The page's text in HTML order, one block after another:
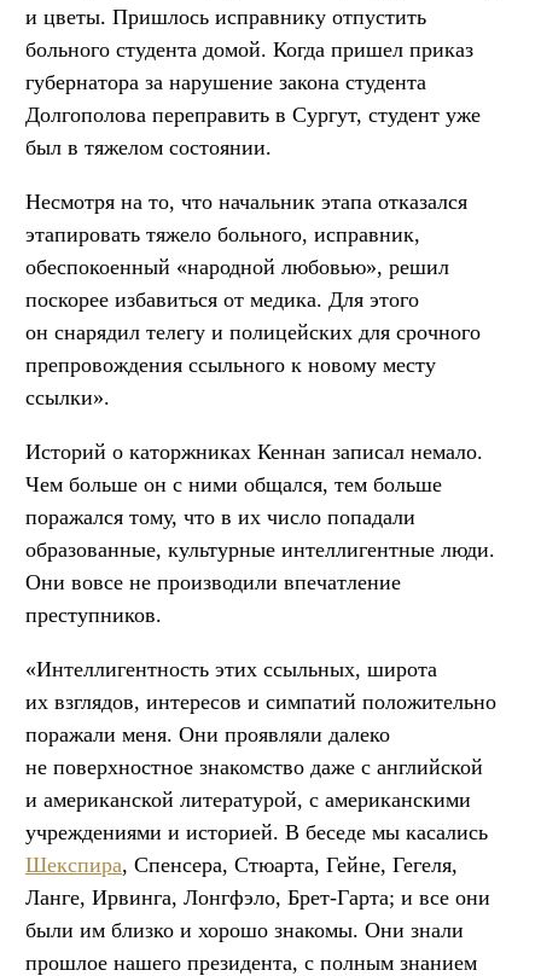
и цветы. Пришлось исправнику отпустить
больного студента домой. Когда пришел приказ
губернатора за нарушение закона студента
Долгополова переправить в Сургут, студент уже
был в тяжелом состоянии.
Несмотря на то, что начальник этапа отказался
этапировать тяжело больного, исправник,
обеспокоенный «народной любовью», решил
поскорее избавиться от медика. Для этого
он снарядил телегу и полицейских для срочного
препровождения ссыльного к новому месту
ссылки».
Историй о каторжниках Кеннан записал немало.
Чем больше он с ними общался, тем больше
поражался тому, что в их число попадали
образованные, культурные интеллигентные люди.
Они вовсе не производили впечатление
преступников.
«Интеллигентность этих ссыльных, широта
их взглядов, интересов и симпатий положительно
поражали меня. Они проявляли далеко
не поверхностное знакомство даже с английской
и американской литературой, с американскими
учреждениями и историей. В беседе мы касались
Шекспира, Спенсера, Стюарта, Гейне, Гегеля,
Ланге, Ирвинга, Лонгфэло, Брет-Гарта; и все они
были им близко и хорошо знакомы. Они знали
прошлое нашего президента, с полным знанием